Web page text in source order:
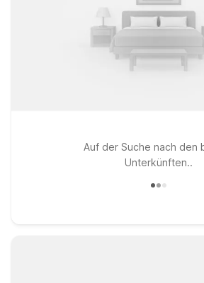
Auf der Suche nach den
Unterkünften..